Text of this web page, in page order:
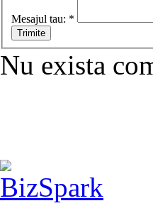
Mesajul tau: *
Nu exista